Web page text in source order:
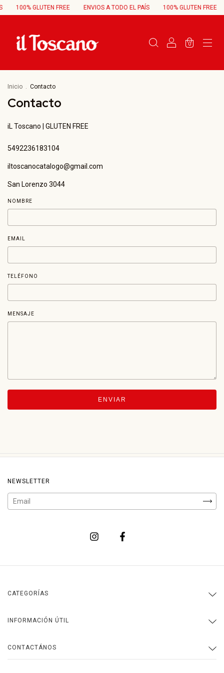
100% GLUTEN FREE ENVIOS A TODO EL PAÍS 100% GLUTEN FREE
0
Inicio . Contacto
Contacto
iL Toscano | GLUTEN FREE
5492236183104
iltoscanocatalogo@gmail.com
San Lorenzo 3044
NOMBRE
EMAIL
TELÉFONO
MENSAJE
ENVIAR
NEWSLETTER
CATEGORÍAS
INFORMACIÓN ÚTIL
CONTACTÁNOS